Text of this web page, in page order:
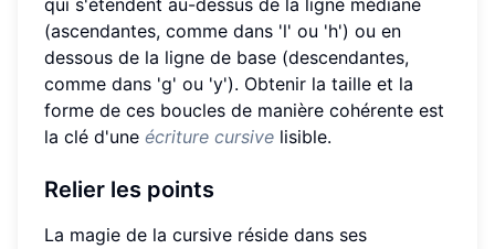
qui s'étendent au-dessus de la ligne médiane
(ascendantes, comme dans 'l' ou 'h') ou en
dessous de la ligne de base (descendantes,
comme dans 'g' ou 'y'). Obtenir la taille et la
forme de ces boucles de manière cohérente est
la clé d'une écriture cursive lisible.
Relier les points
La magie de la cursive réside dans ses